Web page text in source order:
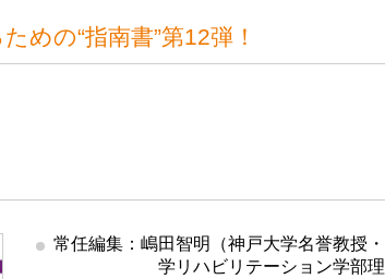
めの“指南書”第12弾！
常任編集：嶋田智明（神戸大学名誉教授
学リハビリテーション学部